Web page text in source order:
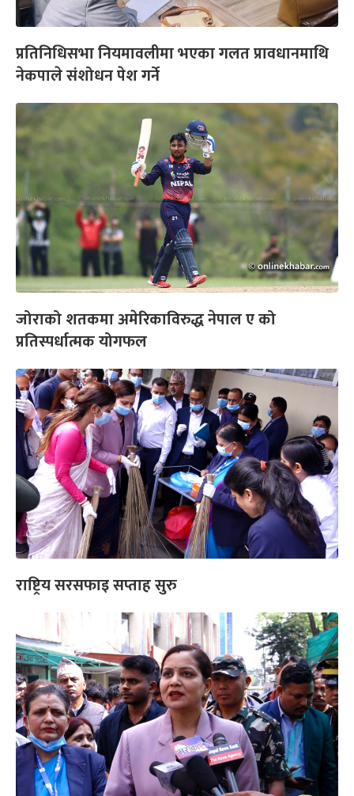
प्रतिनिधिसभा नियमावलीमा भएका गलत प्रावधानमाथि
नेकपाले संशोधन पेश गर्ने
जोराको शतकमा अमेरिकाविरुद्ध नेपाल ए को
प्रतिस्पर्धात्मक योगफल
राष्ट्रिय सरसफाइ सप्ताह सुरु